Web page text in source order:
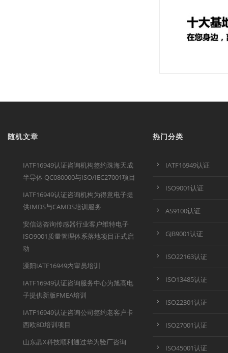
随机文章
IATF16949认证咨询机构签约珠海天成
半导体 QC080000与ISO/IEC27001项目
IATF16949认证咨询机构为得意电子提
供IMDS与CAMDS培训服务
安信达咨询传感器行业客户维特电子
ISO9001质量管理体系落地项目正式启
动
溧阳IATF16949内审员培训
IATF16949认证咨询服务中心为旭高电
子提供新版FMEA培训
IATF16949认证咨询公司签约老客户卡
西欧8D培训项目
山东晶X科技顺利通过华为验厂咨询
热门分类
IATF16949认证
ISO9001认证
AS9100认证
GJB9001认证
ISO22163认证
ISO13485认证
ISO22301认证
ISO27001认证
ISO45001认证